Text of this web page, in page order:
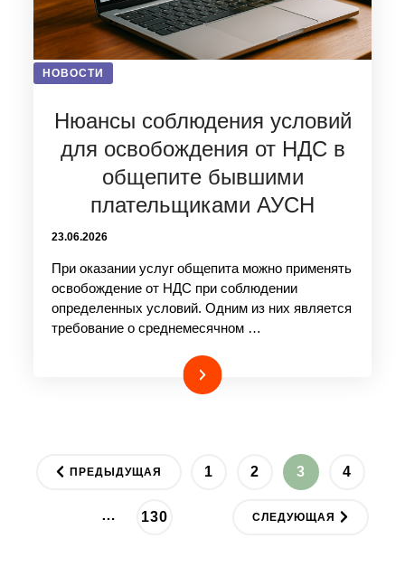
НОВОСТИ
Нюансы соблюдения условий
для освобождения от НДС в
общепите бывшими
плательщиками АУСН
23.06.2026
При оказании услуг общепита можно применять
освобождение от НДС при соблюдении
определенных условий. Одним из них является
требование о среднемесячном …
Подробнее
записейПРЕДЫДУЩАЯ PAGE
1 PAGE
2 PAGE
3 PAGE
4
… PAGE
130 СЛЕДУЮЩАЯ